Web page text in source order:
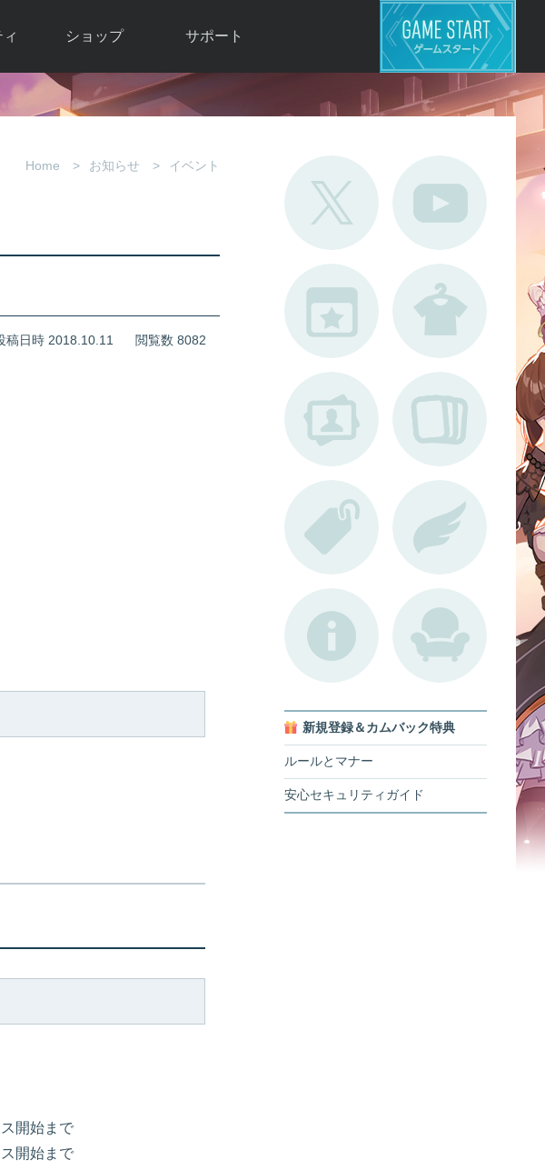
ショップ
Y.Pの購入
アイテムカタロ
サポート
よくある質問
不具合対応状況
Home お知らせ イベント
稿日時 2018.10.11 閲覧数 8082
開始まで
開始まで
新規登録＆カムバック特典
ルールとマナー
安心セキュリティガイド